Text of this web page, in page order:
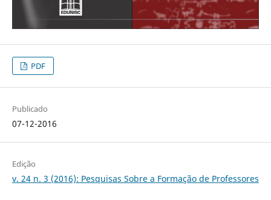
PDF
Publicado
07-12-2016
Edição
v. 24 n. 3 (2016): Pesquisas Sobre a Formação de Professores